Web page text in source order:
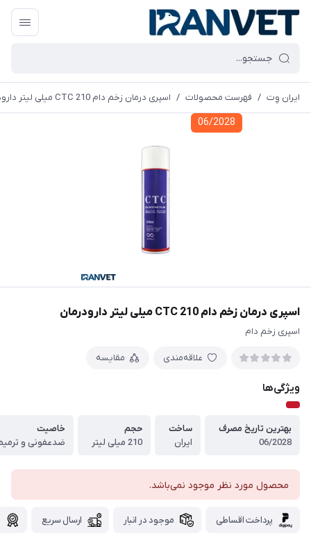
ایران وِت / فهرست محصولات / اسپری درمان زخم دام CTC 210 میلی لیتر دارودرمان
06/2028
اسپری درمان زخم دام CTC 210 میلی لیتر دارودرمان
اسپری زخم دام
علاقه‌مندی مقایسه
ویژگی‌ها
بهترین تاریخ مصرف
06/2028
ساخت
ایران
حجم
210 میلی لیتر
خاصیت
ضدعفونی و
محصول مورد نظر موجود نمی‌باشد.
پرداخت اقساطی موجود در انبار ارسال سریع